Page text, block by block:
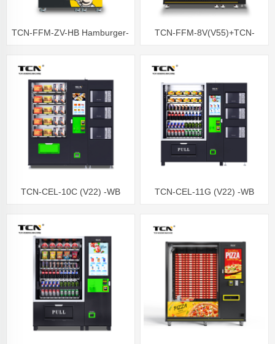
TCN-FFM-ZV-HB Hamburger-
TCN-FFM-8V(V55)+TCN-
Verkaufsautomat für warme
Speisen, gekühlt bei -18 °C
TCN-CEL-10C (V22) -WB
automaten mikrowelle heizung
TCN-CEL-11G (V22) -WB
Verkaufsautomat
Mikrowellenheizung